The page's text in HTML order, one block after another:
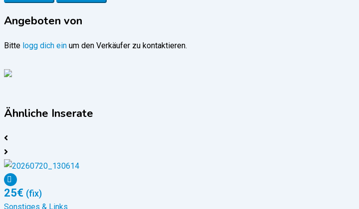
Angeboten von
Bitte logg dich ein um den Verkäufer zu kontaktieren.
Ähnliche Inserate
25€ (fix)
Sonstiges & Links